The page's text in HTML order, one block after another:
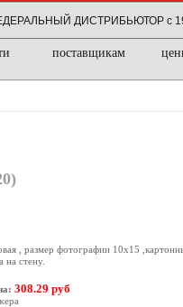
ДИСТРИБЬЮТОР с
поставщикам
, размер фотографии 10х15
на стену.
308.29 руб